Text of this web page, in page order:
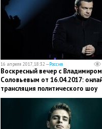
16 апреля 2017, 18:32 —Россия
Воскресный вечер с Владимиром
Соловьевым от 16.04.2017:
трансляция политического шоу